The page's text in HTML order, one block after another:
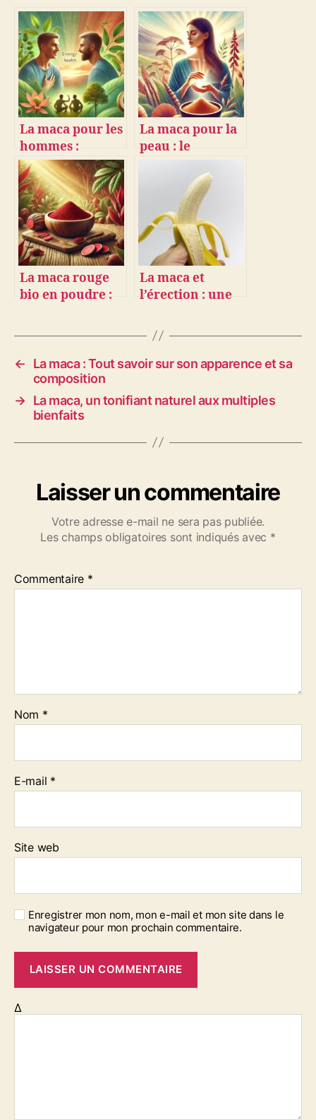
La maca pour les
hommes :
vitalité, libido et
bien-être au
naturel
La maca pour la
peau : le
superaliment au
service de votre
beauté
La maca rouge
bio en poudre :
La maca et
l’érection : une
booste la vitalité
masculine
←
La maca : Tout savoir sur son apparence et sa
composition
→ La maca, un tonifiant naturel aux multiples
bienfaits
Laisser un commentaire
Votre adresse e-mail ne sera pas publiée.
Les champs obligatoires sont indiqués avec *
Commentaire *
Nom *
E-mail *
Site web
Enregistrer mon nom, mon e-mail et mon site dans le
navigateur pour mon prochain commentaire.
Δ